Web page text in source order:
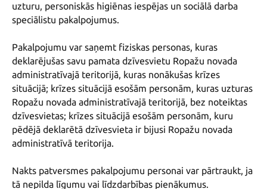
uzturu, personiskās higiēnas iespējas un sociālā darba
speciālistu pakalpojumus.
Pakalpojumu var saņemt fiziskas personas, kuras
deklarējušas savu pamata dzīvesvietu Ropažu novada
administratīvajā teritorijā, kuras nonākušas krīzes
situācijā; krīzes situācijā esošām personām, kuras uzturas
Ropažu novada administratīvajā teritorijā, bez noteiktas
dzīvesvietas; krīzes situācijā esošām personām, kuru
pēdējā deklarētā dzīvesvieta ir bijusi Ropažu novada
administratīvā teritorija.
Nakts patversmes pakalpojumu personai var pārtraukt, ja
tā nepilda līgumu vai līdzdarbības pienākumus.